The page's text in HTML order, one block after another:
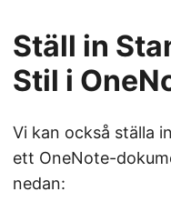
Ställ in
Stil i
Vi kan också ställa
ett OneNote-
nedan: